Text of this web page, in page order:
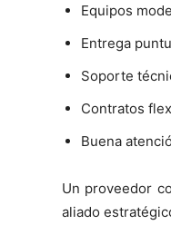
Equipos
Entrega
Soporte
Contratos
Buena
Un proveedor
aliado